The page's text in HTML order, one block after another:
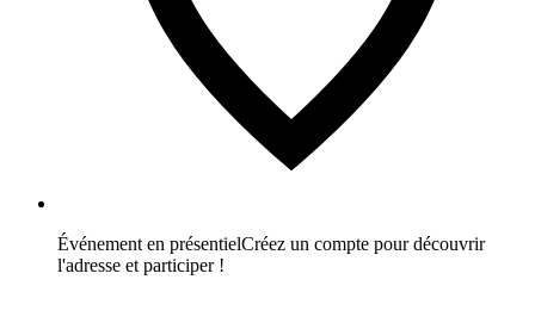
Événement en présentielCréez un compte pour découvrir
l'adresse et participer !